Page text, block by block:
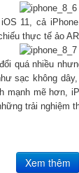
11, cả
thực tế ảo AR.
quá nhiều
sạc không
mạnh mẽ hơn,
trải nghiệm